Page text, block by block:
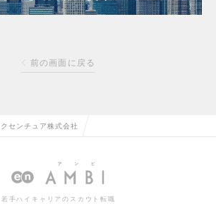
前の画面に戻る
クセンチュア株式会社
若手ハイキャリアのスカウト転職